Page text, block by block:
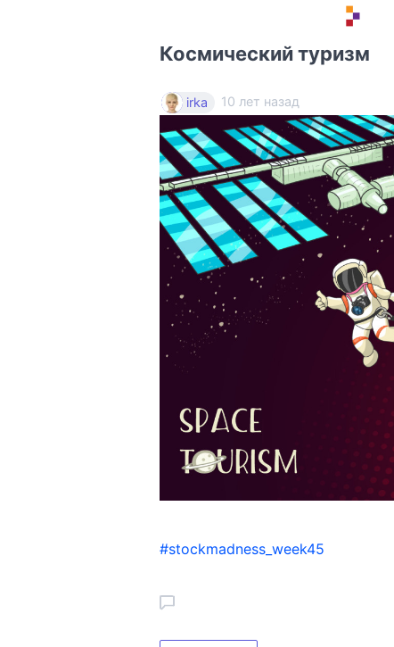
Космический туризм
irka 10 лет назад
#stockmadness_week45